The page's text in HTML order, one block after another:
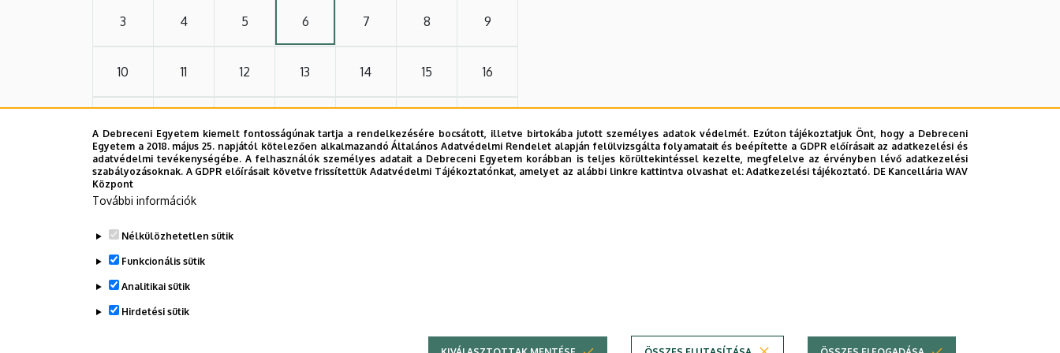
3 4 5 6 7 8 9
10 11 12 13 14 15 16
24 25 26 27 28 29 30
A Debreceni Egyetem kiemelt fontosságúnak tartja a rendelkezésére bocsátott, illetve birtokába jutott személyes adatok védelmét. Ezúton tájékoztatjuk Önt, hogy a Debreceni
Egyetem a 2018. május 25. napjától kötelezően alkalmazandó Általános Adatvédelmi Rendelet alapján felülvizsgálta folyamatait és beépítette a GDPR előírásait az adatkezelési és
adatvédelmi tevékenységébe. A felhasználók személyes adatait a Debreceni Egyetem korábban is teljes körültekintéssel kezelte, megfelelve az érvényben lévő adatkezelési
szabályozásoknak. A GDPR előírásait követve frissítettük Adatvédelmi Tájékoztatónkat, amelyet az alábbi linkre kattintva olvashat el:Adatkezelési tájékoztató. DE Kancellária WAV
Központ
További információk
Nélkülözhetetlen sütik
Funkcionális sütik
Analitikai sütik
Hirdetési sütik